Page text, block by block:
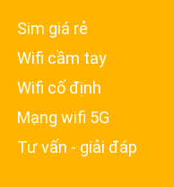
Sim giá rẻ
Wifi cầm tay
Wifi cố định
Mạng wifi 5G
Tư vấn - giải đáp